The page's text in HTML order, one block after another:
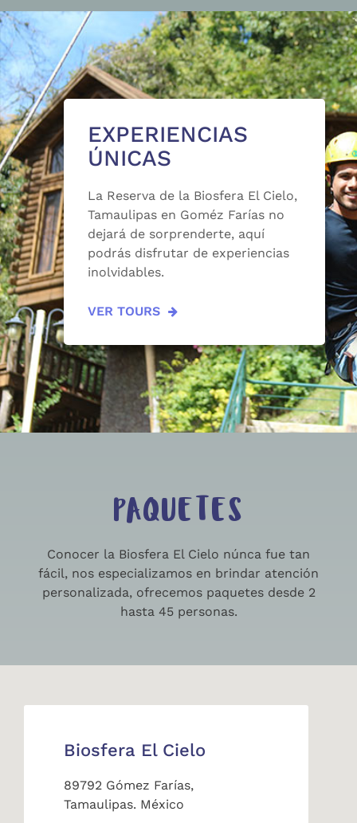
EXPERIENCIAS
ÚNICAS
La Reserva de la Biosfera El Cielo,
Tamaulipas en Goméz Farías no
dejará de sorprenderte, aquí
podrás disfrutar de experiencias
inolvidables.
VER TOURS
PAQUETES
Conocer la Biosfera El Cielo núnca fue tan
fácil, nos especializamos en brindar atención
personalizada, ofrecemos paquetes desde 2
hasta 45 personas.
Biosfera El Cielo
89792 Gómez Farías,
Tamaulipas. México